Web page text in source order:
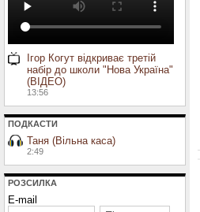
Ігор Когут відкриває третій
набір до школи "Нова Україна"
(ВІДЕО)
13:56
ПОДКАСТИ
Таня (Вільна каса)
2:49
РОЗСИЛКА
E-mail